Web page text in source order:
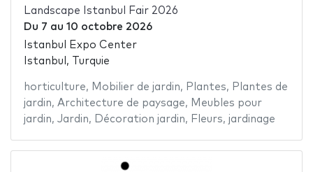
Landscape Istanbul Fair 2026
Du 7 au 10 octobre 2026
Istanbul Expo Center
Istanbul, Turquie
horticulture, Mobilier de jardin, Plantes, Plantes de
jardin, Architecture de paysage, Meubles pour
jardin, Jardin, Décoration jardin, Fleurs, jardinage